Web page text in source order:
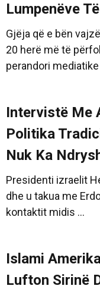
Lumpenëve
Gjëja që e bën
20 herë më të
perandori
Intervistë Me
Politika
Nuk Ka
Presidenti izraelit
dhe u takua me
kontaktit midis ...
Islami
Lufton Sirinë